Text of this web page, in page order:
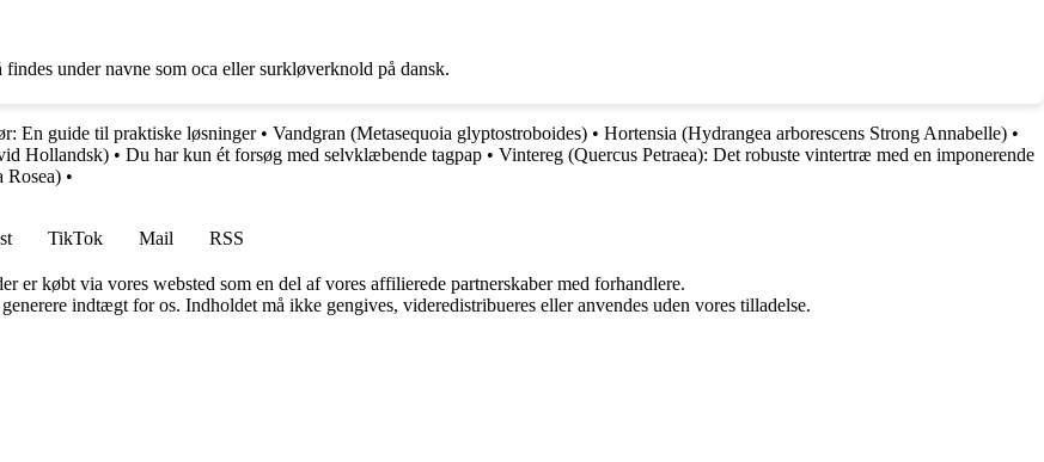
under navne som oca eller surkløverknold på dansk.
En guide til praktiske løsninger• Vandgran (Metasequoia glyptostroboides) • Hortensia (Hydrangea arborescens Strong Annabelle) •
Hollandsk) • Du har kun ét forsøg med selvklæbende tagpap • Vintereg (Quercus Petraea): Det robuste vintertræ med en imponerende
Rosea) •
TikTok Mail
RSS
købt via vores websted som en del af vores affilierede partnerskaber med forhandlere.
indtægt for os. Indholdet må ikke gengives, videredistribueres eller anvendes uden vores tilladelse.